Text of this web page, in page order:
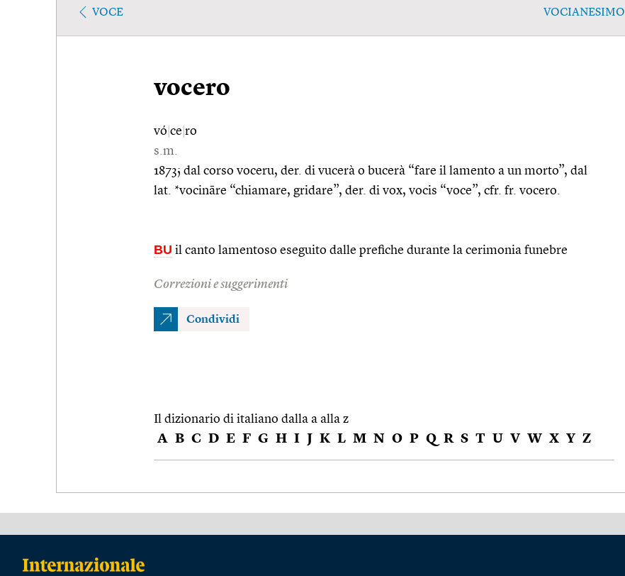
VOCE VOCIANESIMO
vocero
vó ce ro
s.m.
1873; dal corso voceru, der. di vucerà o bucerà “fare il lamento a un morto”, dal
lat. *vocināre “chiamare, gridare”, der. di vox, vocis “voce”, cfr. fr. vocero.
BU il canto lamentoso eseguito dalle prefiche durante la cerimonia funebre
Correzioni e suggerimenti
Condividi
Il dizionario di italiano dalla a alla z
A B C D E F G H I J K L M N O P Q R S T U V W X Y Z